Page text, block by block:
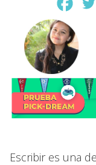
Escribir es una